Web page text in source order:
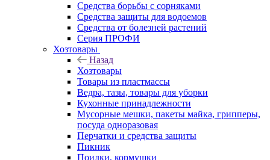
Средства борьбы с сорняками
Средства защиты для водоемов
Средства от болезней растений
Серия ПРОФИ
Хозтовары
Назад
Хозтовары
Товары из пластмассы
Ведра, тазы, товары для уборки
Кухонные принадлежности
Мусорные мешки, пакеты майка, грипперы,
посуда одноразовая
Перчатки и средства защиты
Пикник
Поилки, кормушки